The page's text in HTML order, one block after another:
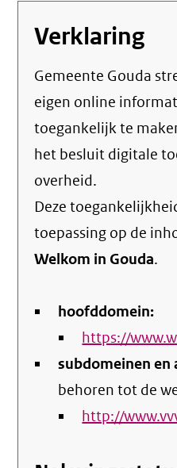
Verklaring
Gemeente Gouda streeft ernaar om de
eigen online
toegankelijk te
het besluit digitale
overheid.
Deze
toepassing op de
Welkom in Gouda.
hoofddomein:
https://
subdomeinen en
behoren tot de
http://